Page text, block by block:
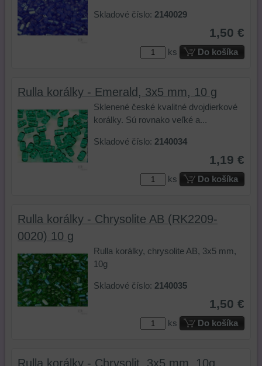
Skladové číslo: 2140029
1,50 €
ks Do košíka
Rulla korálky - Emerald, 3x5 mm, 10 g
Sklenené české kvalitné dvojdierkové
korálky. Sú rovnako veľké a...
Skladové číslo: 2140034
1,19 €
ks Do košíka
Rulla korálky - Chrysolite AB (RK2209-
0020) 10 g
Rulla korálky, chrysolite AB, 3x5 mm,
10g
Skladové číslo: 2140035
1,50 €
ks Do košíka
Rulla korálky - Chrysolit, 3x5 mm, 10g